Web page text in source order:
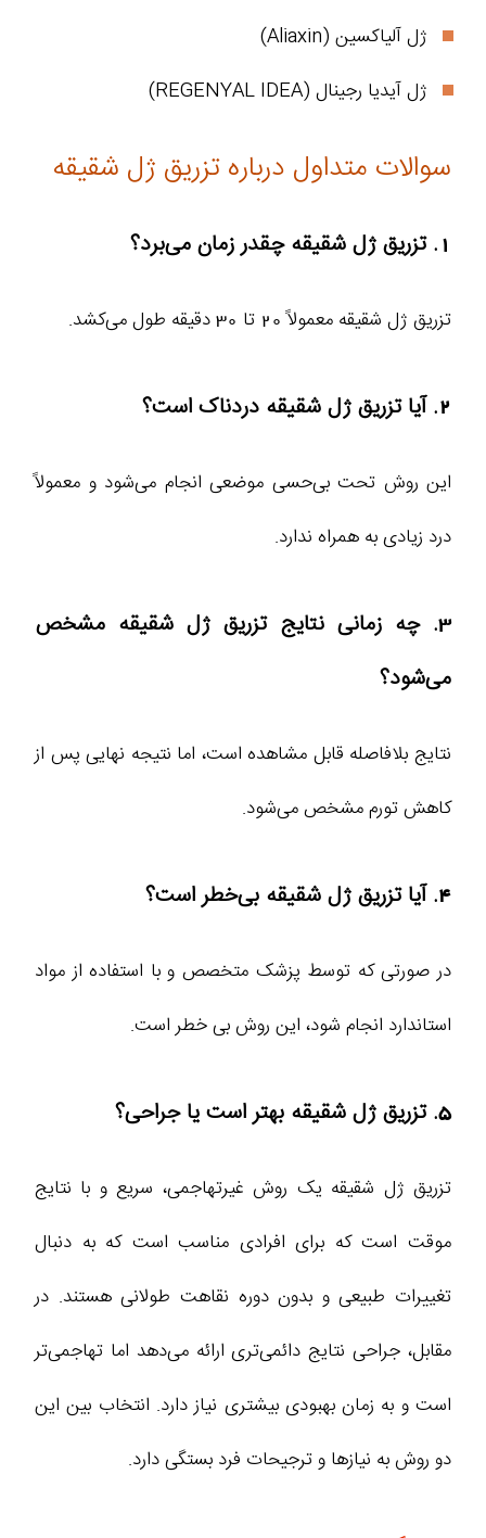
ژل آلیاکسین (Aliaxin)
ژل آیدیا رجینال (REGENYAL IDEA)
سوالات متداول درباره تزریق ژل شقیقه
1. تزریق ژل شقیقه چقدر زمان می‌برد؟
تزریق ژل شقیقه معمولاً 20 تا 30 دقیقه طول می‌کشد.
2. آیا تزریق ژل شقیقه دردناک است؟
این روش تحت بی‌حسی موضعی انجام می‌شود و معمولاً
درد زیادی به همراه ندارد.
3. چه زمانی نتایج تزریق ژل شقیقه مشخص
می‌شود؟
نتایج بلافاصله قابل مشاهده است، اما نتیجه نهایی پس از
کاهش تورم مشخص می‌شود.
4. آیا تزریق ژل شقیقه بی‌خطر است؟
در صورتی که توسط پزشک متخصص و با استفاده از مواد
استاندارد انجام شود، این روش بی خطر است.
5. تزریق ژل شقیقه بهتر است یا جراحی؟
تزریق ژل شقیقه یک روش غیرتهاجمی، سریع و با نتایج
موقت است که برای افرادی مناسب است که به دنبال
تغییرات طبیعی و بدون دوره نقاهت طولانی هستند. در
مقابل، جراحی نتایج دائمی‌تری ارائه می‌دهد اما تهاجمی‌تر
است و به زمان بهبودی بیشتری نیاز دارد. انتخاب بین این
دو روش به نیازها و ترجیحات فرد بستگی دارد.